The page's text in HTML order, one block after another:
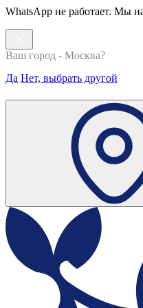
WhatsApp не работает. Мы
Ваш город - Москва?
Да Нет, выбрать другой